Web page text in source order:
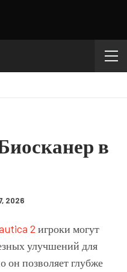
в
2026
2 игроки могут
улучшений для
он позволяет глубже